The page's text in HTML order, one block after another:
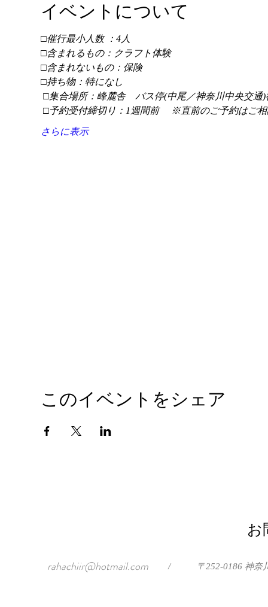
イベントについて
□催行最小人数 ：4人
□含まれるもの：クラフト体験
□含まれないもの：保険
□持ち物：特になし
□集合場所：峰麓舎　バス停(中尾／神奈川中央交通)
□予約受付締切り：1週間前 　※直前のご予約はご
さらに表示
このイベントをシェア
お
rahachiir@hotmail.com / 〒252-0186 神奈